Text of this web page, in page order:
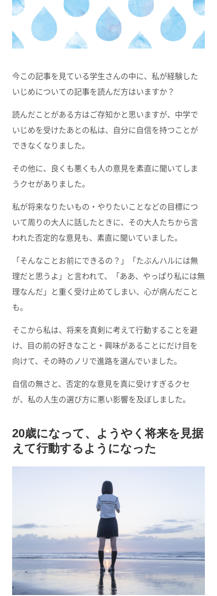
今この記事を見ている学生さんの中に、私が経験した
いじめについての記事を読んだ方はいますか？
読んだことがある方はご存知かと思いますが、中学で
いじめを受けたあとの私は、自分に自信を持つことが
できなくなりました。
その他に、良くも悪くも人の意見を素直に聞いてしま
うクセがありました。
私が将来なりたいもの・やりたいことなどの目標につ
いて周りの大人に話したときに、その大人たちから言
われた否定的な意見も、素直に聞いていました。
「そんなことお前にできるの？」「たぶんハルには無
理だと思うよ」と言われて、「ああ、やっぱり私には無
理なんだ」と重く受け止めてしまい、心が病んだこと
も。
そこから私は、将来を真剣に考えて行動することを避
け、目の前の好きなこと・興味があることにだけ目を
向けて、その時のノリで進路を選んでいました。
自信の無さと、否定的な意見を真に受けすぎるクセ
が、私の人生の選び方に悪い影響を及ぼしました。
20歳になって、ようやく将来を見据
えて行動するようになった